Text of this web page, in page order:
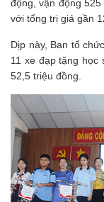
động, vận động
với tổng trị giá gần
Dịp này, Ban tổ
11 xe đạp tặng học
52,5 triệu đồng.